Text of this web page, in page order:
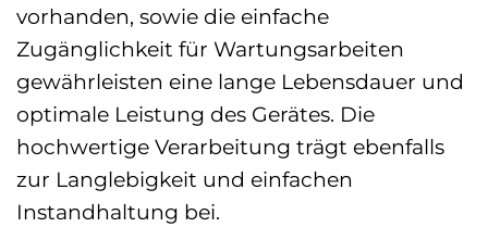
vorhanden, sowie die einfache
Zugänglichkeit für Wartungsarbeiten
gewährleisten eine lange Lebensdauer und
optimale Leistung des Gerätes. Die
hochwertige Verarbeitung trägt ebenfalls
zur Langlebigkeit und einfachen
Instandhaltung bei.